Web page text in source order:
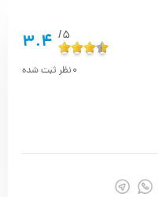
5/
3.4
0نظر ثبت شده